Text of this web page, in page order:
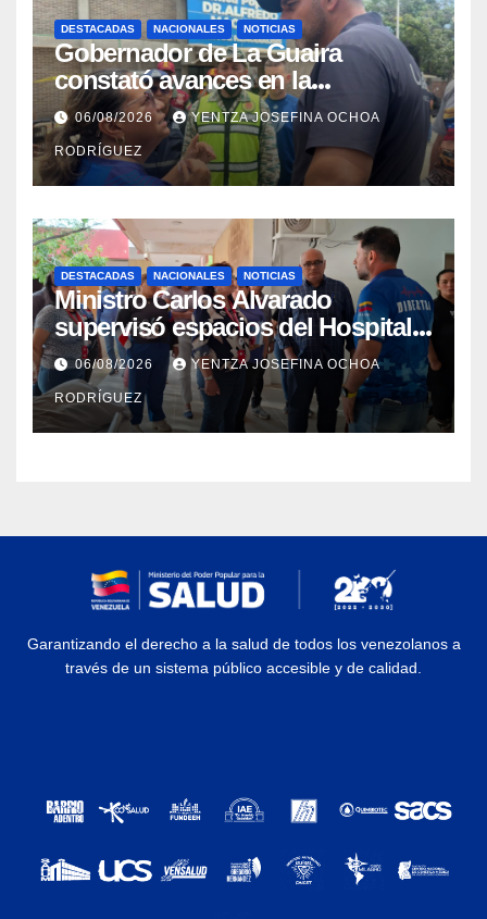
DESTACADAS NACIONALES NOTICIAS
Gobernador de La Guaira
constató avances en la
rehabilitación del Hospitalito de
Catia la Mar
06/08/2026 YENTZA JOSEFINA OCHOA
RODRÍGUEZ
DESTACADAS NACIONALES NOTICIAS
Ministro Carlos Alvarado
supervisó espacios del Hospital
Dermatológico Dr. Martín Vegas
en La Guaira
06/08/2026 YENTZA JOSEFINA OCHOA
RODRÍGUEZ
Garantizando el derecho a la salud de todos los venezolanos a
través de un sistema público accesible y de calidad.